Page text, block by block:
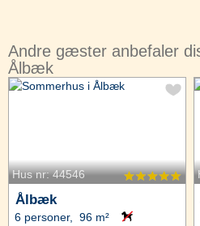
Andre gæster anbefaler
Ålbæk
Hus nr: 44546
Ålbæk
6 personer, 96 m²